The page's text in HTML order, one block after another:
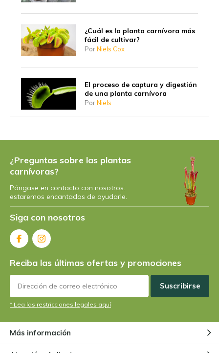
¿Cuál es la planta carnívora más
fácil de cultivar?
PorNiels Cox
El proceso de captura y digestión
de una planta carnívora
PorNiels
¿Por qué las plantas carnívoras
Por Niels
¿Cuál es la planta carnívora más
grande?
vegetarianas?
PorNiels Cox
¿Cómo funciona una Venus
atrapamoscas?
¿Preguntas sobre las plantas
carnívoras?
Póngase en contacto con nosotros:
estaremos encantados de ayudarle.
Siga con nosotros
Reciba las últimas ofertas y promociones
Suscribirse
* Lea las restricciones legales aquí
Más información